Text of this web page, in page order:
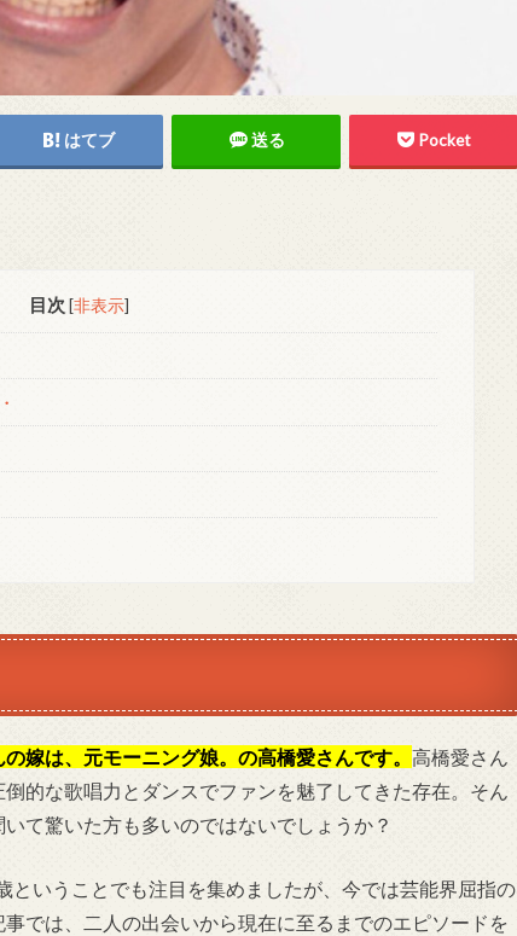
はてブ 送る Pocket
目次 [非表示]
嫁は、元モーニング娘。の高橋愛さんです。 高橋愛さん
的な歌唱力とダンスでファンを魅了してきた存在。そん
て驚いた方も多いのではないでしょうか？
ということでも注目を集めましたが、今では芸能界屈指の
では、二人の出会いから現在に至るまでのエピソードを